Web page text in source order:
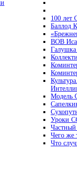
100 лет
Баллод
ВОВ
Модель
Уроки
Чего же
Что